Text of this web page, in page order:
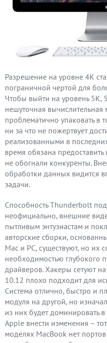
Разрешение на уровне 4K
пограничной чертой для
Чтобы выйти на уровень 5K,
нешуточная
проблематично упаковать в
ни за что не пожертвует
реализованными в
время обязана
не обогнали конкуренты.
обработки данных видится
задачи.
Способность Thunderbolt
неофициально, внешние
пытливым энтузиастам и
авторские сборки,
Mac и PC, существуют, но их
необходимостью глубокого
драйверов. Хакеры сетуют на
10.12 плохо подходит для
Система отлично, быстро и
модуля на другой, но
из них будет доминировать
Apple внести изменения –
моделях MacBook нет